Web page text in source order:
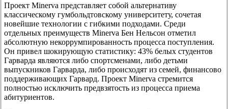
Проект Minerva представляет собой альтернативу
классическому гумбольдтовскому университету, сочетая
новейшие технологии с гибкими подходами. Среди
отдельных преимуществ Minerva Бен Нельсон отметил
абсолютную некоррумпированность процесса поступления.
Он привел шокирующую статистику: 43% белых студентов
Гарварда являются либо спортсменами, либо детьми
выпускников Гарварда, либо происходят из семей, финансово
поддерживающих Гарвард. Проект Minerva стремится
полностью исключить предвзятость из процесса приема
абитуриентов.